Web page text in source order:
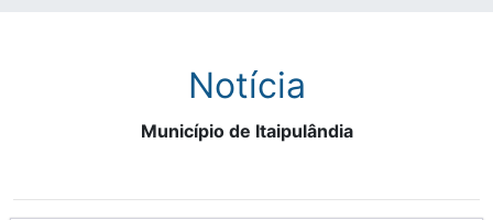
Notícia
Município de Itaipulândia